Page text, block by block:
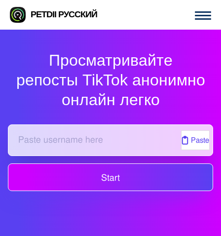
PETDII РУССКИЙ
Просматривайте
репосты TikTok анонимно
онлайн легко
Paste
Start